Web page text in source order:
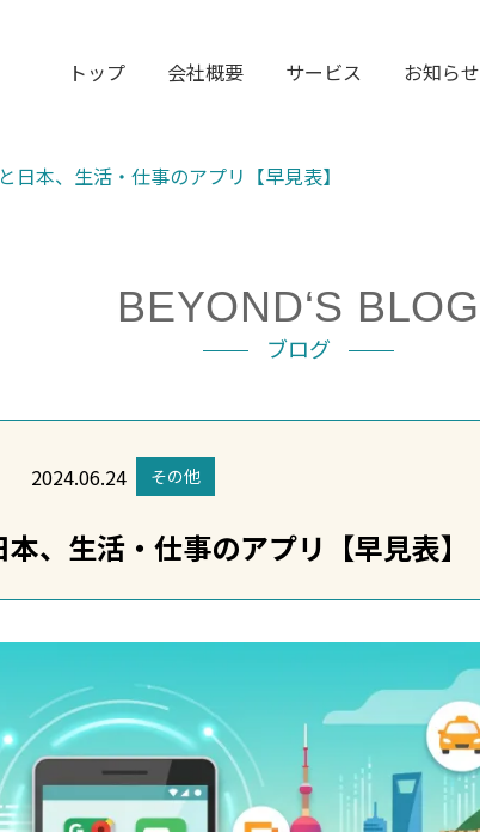
トップ 会社概要 サービス お知らせ
日本、生活・仕事のアプリ【早見表】
BEYOND‘S BLOG
ブログ
2024.06.24 その他
本、生活・仕事のアプリ【早見表】